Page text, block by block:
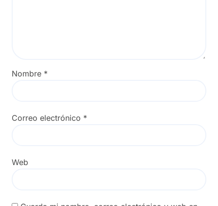
Nombre *
Correo electrónico *
Web